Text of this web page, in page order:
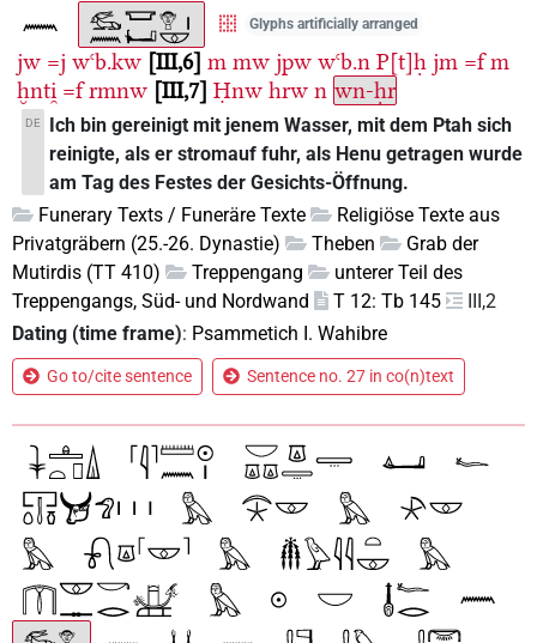
Glyphs artificially arranged
jw =j wꜥb.kw III,6 m mw jpw wꜥb.n P[t]ḥ jm =f m
ḫnti̯ =f rmnw III,7 Ḥnw hrw n wn-ḥr
DE
Ich bin gereinigt mit jenem Wasser, mit dem Ptah sich
reinigte, als er stromauf fuhr, als Henu getragen wurde
am Tag des Festes der Gesichts-Öffnung.
Funerary Texts / Funeräre Texte
Religiöse Texte aus
Privatgräbern (25.-26. Dynastie)
Theben
Grab der
Mutirdis (TT 410)
Treppengang
unterer Teil des
Treppengangs, Süd- und Nordwand
T 12: Tb 145
III,2
Dating (time frame): Psammetich I. Wahibre
Go to/cite sentence Sentence no. 27 in co(n)text